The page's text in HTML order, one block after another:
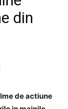
din
de actiune